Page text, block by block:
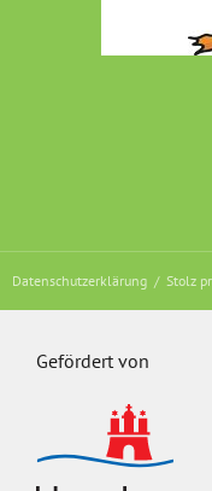
Datenschutzerklärung Stolz
Gefördert von